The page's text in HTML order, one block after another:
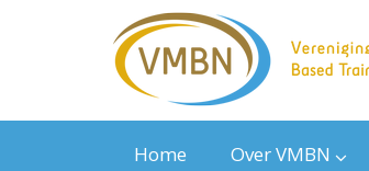
Home Over VMBN